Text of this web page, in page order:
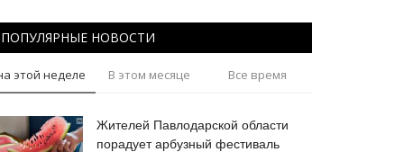
ПОПУЛЯРНЫЕ НОВОСТИ
этой неделе В этом месяце Все время
Жителей Павлодарской области
порадует арбузный фестиваль